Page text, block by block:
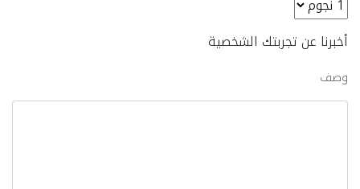
أخبرنا عن تجربتك الشخصية
وصف